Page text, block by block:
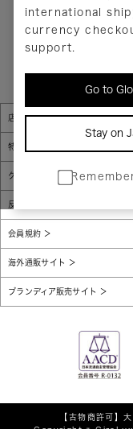
international
currency
support.
Go to
Stay on
ヘルプ
お問い合わせ
当店について
店舗一覧
特定商取引法に基づく表示
グローバルプライバシーポリシー
反社会的勢力に対する基本方針
会員規約
海外通販サイト
ブランディア販売サイト
【古物商許可】